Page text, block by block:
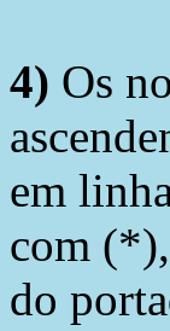
4) Os
em
com (*),
do